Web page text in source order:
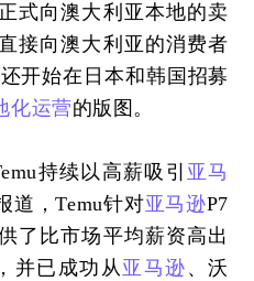
式向澳大利亚本地的卖
接向澳大利亚的消费者
开始在日本和韩国招募
化运营的版图。
持续以高薪吸引 亚马
道，Temu针对亚马逊P7
了比市场平均薪资高出
并已成功从亚马逊 、沃